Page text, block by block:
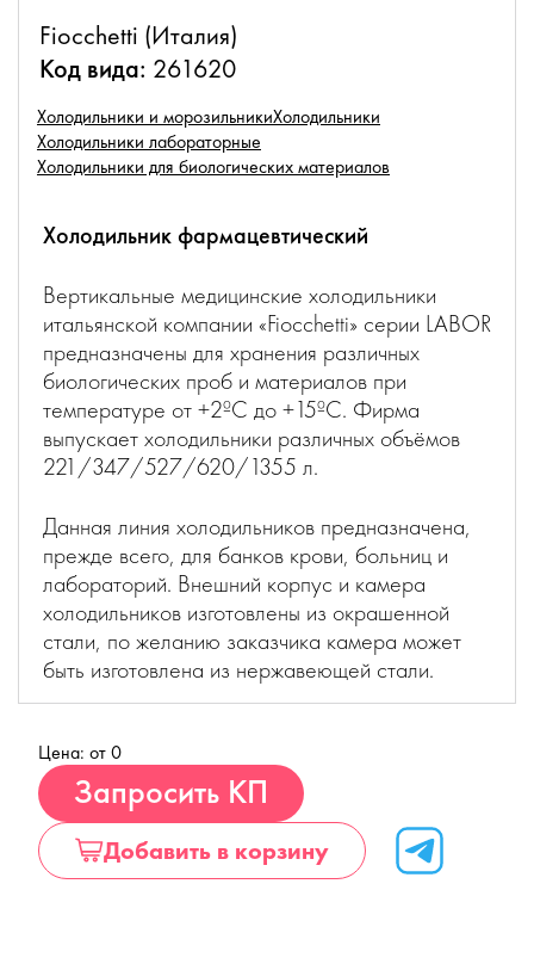
Fiocchetti (Италия)
Код вида: 261620
Холодильники и морозильникиХолодильники
Холодильники лабораторные
Холодильники для биологических материалов
Холодильник фармацевтический
Вертикальные медицинские холодильники
итальянской компании «Fiocchetti» серии LABOR
предназначены для хранения различных
биологических проб и материалов при
температуре от +2ºC до +15ºC. Фирма
выпускает холодильники различных объёмов
221/347/527/620/1355 л.
Данная линия холодильников предназначена,
прежде всего, для банков крови, больниц и
лабораторий. Внешний корпус и камера
холодильников изготовлены из окрашенной
стали, по желанию заказчика камера может
быть изготовлена из нержавеющей стали.
Цена: от 0
Запросить КП
Добавить в корзину